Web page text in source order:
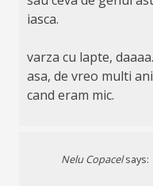
iasca.
varza cu lapte,
asa, de vreo multi
cand eram mic.
Nelu Copacel says: